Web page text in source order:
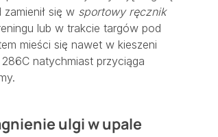
się w sportowy ręcznik
lub w trakcie targów pod
mieści się nawet w kieszeni
natychmiast przyciąga
ulgi w upale